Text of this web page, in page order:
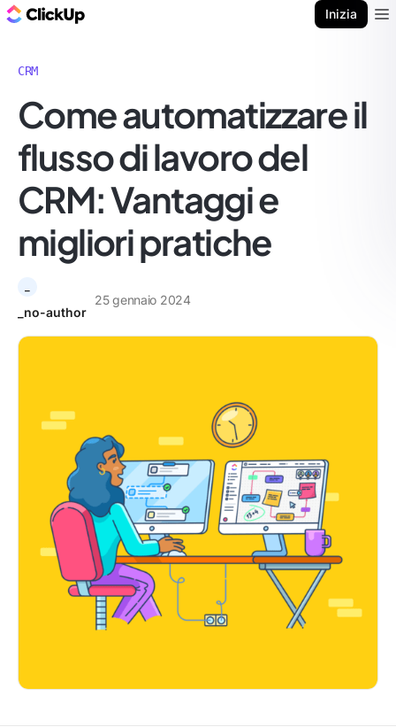
Inizia
CRM
Come automatizzare il
flusso di lavoro del
CRM: Vantaggi e
migliori pratiche
_no-author
25 gennaio 2024